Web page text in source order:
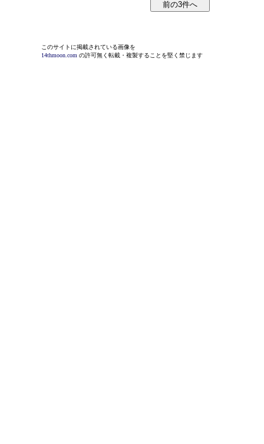
このサイトに掲載されている画像を
14thmoon.com の許可無く転載・複製することを堅く禁じます